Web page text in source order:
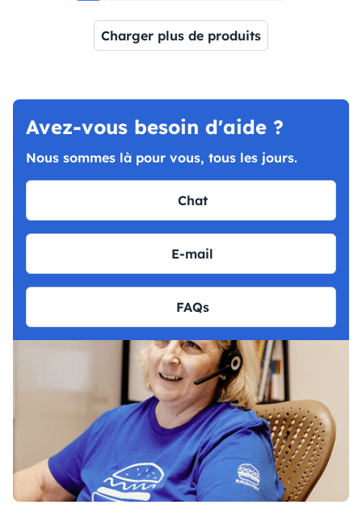
Charger plus de produits
Avez-vous besoin d'aide ?
Nous sommes là pour vous, tous les jours.
Chat
E-mail
FAQs